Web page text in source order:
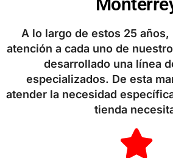
A lo largo de estos 25 años,
atención a cada uno de
desarrollado una línea
especializados. De esta
atender la necesidad
tienda